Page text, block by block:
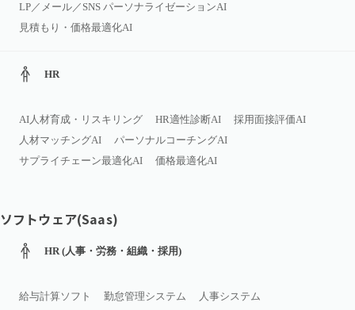
LP／メール／SNS パーソナライゼーションAI
見積もり・価格最適化AI
HR
AI人材育成・リスキリング HR適性診断AI
採用面接評価AI
人材マッチングAI
パーソナルコーチングAI
サプライチェーン最適化AI
価格最適化AI
ソフトウェア(Saas)
HR (人事・労務・組織・採用)
給与計算ソフト 勤怠管理システム
人事システム